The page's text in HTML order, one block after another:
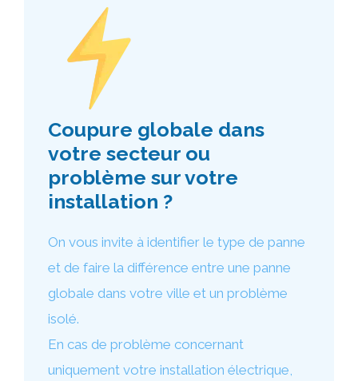
Coupure globale dans
votre secteur ou
problème sur votre
installation ?
On vous invite à identifier le type de panne
et de faire la différence entre une panne
globale dans votre ville et un problème
isolé.
En cas de problème concernant
uniquement votre installation électrique,